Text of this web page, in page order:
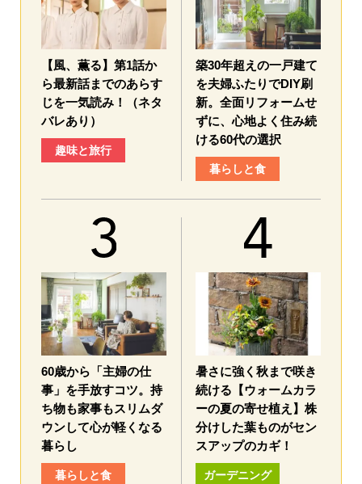
【風、薫る】第1話か
ら最新話までのあらす
じを一気読み！（ネタ
バレあり）
趣味と旅行
築30年超えの一戸建て
を夫婦ふたりでDIY刷
新。全面リフォームせ
ずに、心地よく住み続
ける60代の選択
暮らしと食
60歳から「主婦の仕
事」を手放すコツ。持
ち物も家事もスリムダ
ウンして心が軽くなる
暮らし
暮らしと食
暑さに強く秋まで咲き
続ける【ウォームカラ
ーの夏の寄せ植え】株
分けした葉ものがセン
スアップのカギ！
ガーデニング